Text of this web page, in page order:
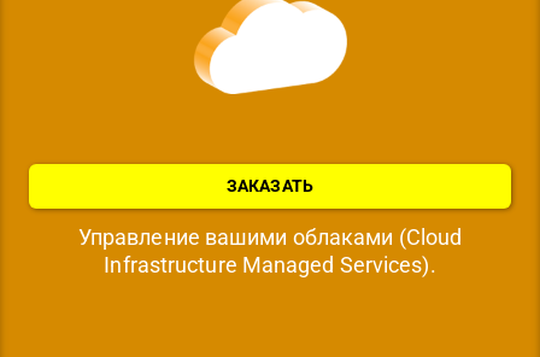
ЗАКАЗАТЬ
Управление вашими облаками (Cloud
Infrastructure Managed Services).